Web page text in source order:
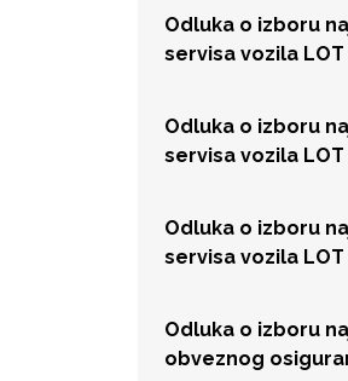
Odluka o izboru
servisa vozila LOT
Odluka o izboru
servisa vozila LOT
Odluka o izboru
servisa vozila LOT
Odluka o izboru
obveznog